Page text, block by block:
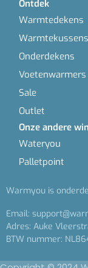
Ontdek
Warmtedekens
Warmtekussens
Onderdekens
Voetenwarmers
Sale
Outlet
Onze andere
Wateryou
Palletpoint
Warmyou is
Email:
Adres: Auke
BTW nummer: